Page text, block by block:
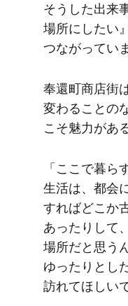
そうした​出来
場所に​したい
つながってい
奉還町商店街
変わる​ことの​
こそ​魅力が​あ
「ここで​暮ら
生活は、​都会
すれば​どこか​
あったりして
場所だと​思う
ゆったりと​し
訪れてほしい